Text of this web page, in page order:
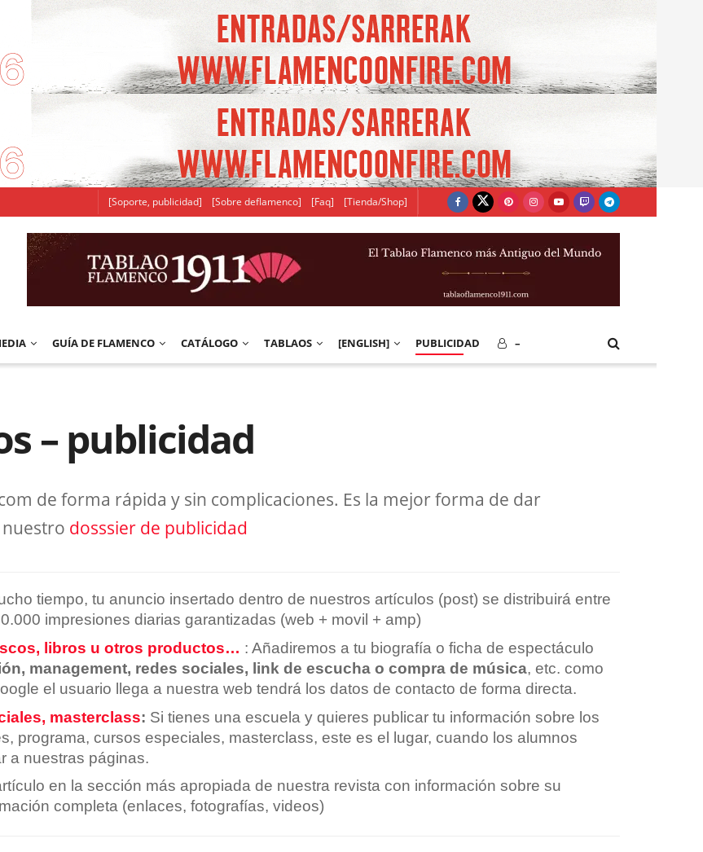
[Soporte, publicidad] [Sobre deflamenco] [Faq] [Tienda/Shop]
GUÍA DE FLAMENCO CATÁLOGO TABLAOS [ENGLISH] PUBLICIDAD –
– publicidad
de forma rápida y sin complicaciones. Es la mejor forma de dar
dosssier de publicidad
tiempo, tu anuncio insertado dentro de nuestros artículos (post) se distribuirá entre
impresiones diarias garantizadas (web + movil + amp)
libros u otros productos… : Añadiremos a tu biografía o ficha de espectáculo
management, redes sociales, link de escucha o compra de música, etc. como
el usuario llega a nuestra web tendrá los datos de contacto de forma directa.
masterclass: Si tienes una escuela y quieres publicar tu información sobre los
programa, cursos especiales, masterclass, este es el lugar, cuando los alumnos
a nuestras páginas.
en la sección más apropiada de nuestra revista con información sobre su
completa (enlaces, fotografías, videos)